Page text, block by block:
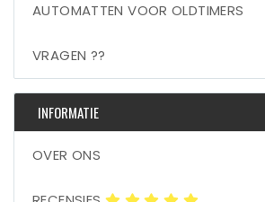
AUTOMATTEN VOOR OLDTIMERS
VRAGEN ??
INFORMATIE
OVER ONS